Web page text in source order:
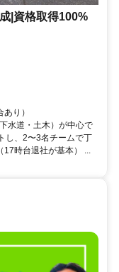
|資格取得100%
り）
水道・土木）が中心で
し、2〜3名チームで丁
17時台退社が基本） ...